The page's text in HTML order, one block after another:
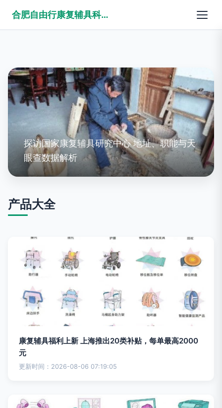
合肥自由行康复辅具科技有限公司
探访国家康复辅具研究中心 地址、职能与天
眼查数据解析
产品大全
康复辅具福利上新 上海推出20类补贴，每单最高2000
元
更新时间：2026-08-06 07:19:05